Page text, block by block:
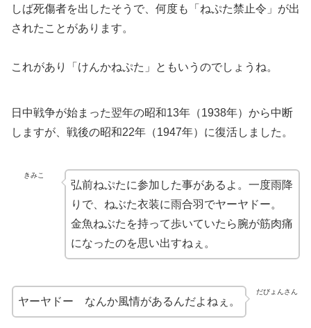
しば死傷者を出したそうで、何度も「ねぷた禁止令」が出
されたことがあります。
これがあり「けんかねぷた」ともいうのでしょうね。
日中戦争が始まった翌年の昭和13年（1938年）から中断
しますが、戦後の昭和22年（1947年）に復活しました。
きみこ
弘前ねぷたに参加した事があるよ。一度雨降
りで、ねぶた衣装に雨合羽でヤーヤドー。
金魚ねぶたを持って歩いていたら腕が筋肉痛
になったのを思い出すねぇ。
だびょんさん
ヤーヤドー なんか風情があるんだよねぇ。